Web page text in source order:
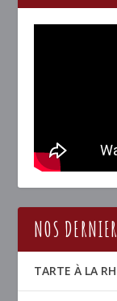
NOS
TARTE À LA